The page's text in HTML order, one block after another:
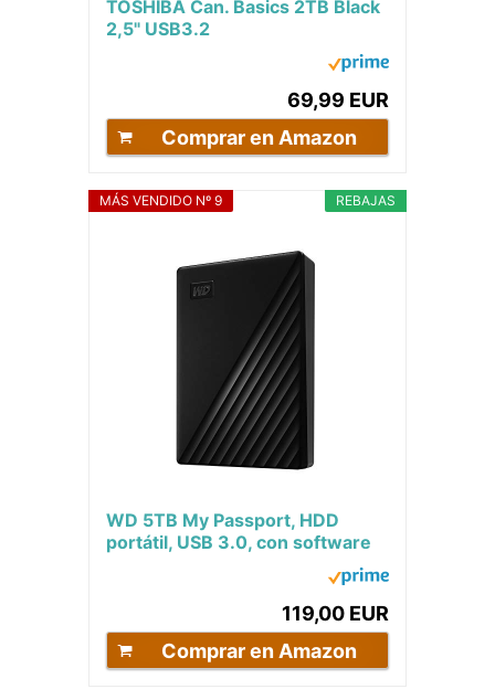
TOSHIBA Can. Basics 2TB Black
2,5" USB3.2
69,99 EUR
Comprar en Amazon
REBAJAS
MÁS VENDIDO Nº 9
WD 5TB My Passport, HDD
portátil, USB 3.0, con software
119,00 EUR
Comprar en Amazon